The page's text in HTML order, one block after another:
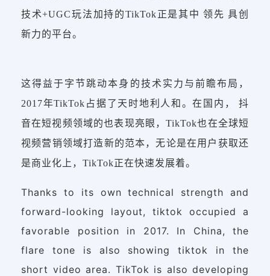
技术+UGC玩法加持的TikTok正是其中 领先 具创
新力的平台。
这得益于字节跳动本身的技术实力与前瞻布局，
2017年TikTok占据了天时地利人和。在国内， 抖
音在短视频领域的也表现亮眼，TikTok也在全球短
视频营销领域打造新的范本，无论是在用户获取还
是商业化上，TikTok正在快速发展着。
Thanks to its own technical strength and
forward-looking layout, tiktok occupied a
favorable position in 2017. In China, the
flare tone is also showing tiktok in the
short video area. TikTok is also developing